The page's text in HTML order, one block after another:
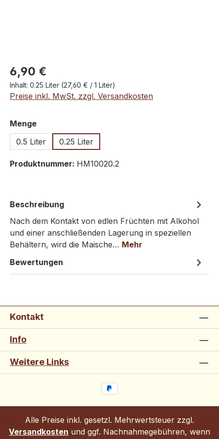
Regulärer Preis:
6,90 €
Inhalt: 0.25 Liter (27,60 € / 1 Liter)
Preise inkl. MwSt. zzgl. Versandkosten
Mengeauswählen
0.5 Liter
0.25 Liter
Produktnummer: HM10020.2
Beschreibung
Nach dem Kontakt von edlen Früchten mit Alkohol
und einer anschließenden Lagerung in speziellen
Behältern, wird die Maische… Mehr
Bewertungen
Kontakt
Info
Weitere Links
Alle Preise inkl. gesetzl. Mehrwertsteuer zzgl.
Versandkosten und ggf. Nachnahmegebühren, wenn